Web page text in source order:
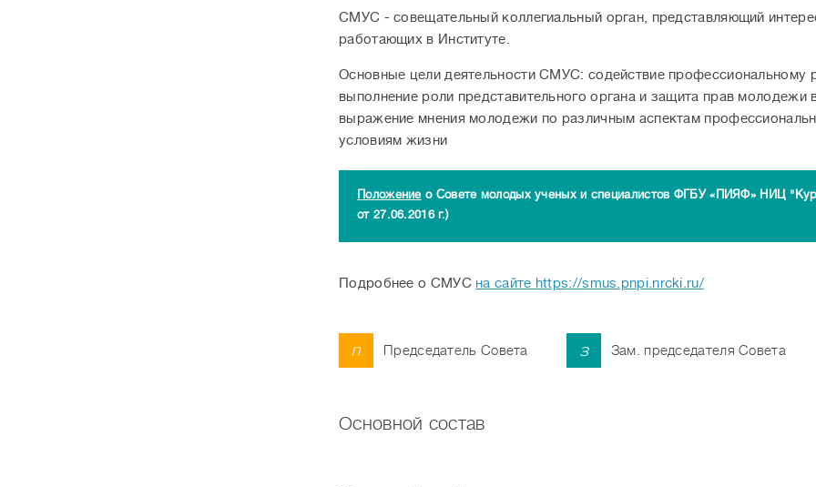
СМУС - совещательный коллегиальный орган, представляющий
работающих в Институте.
Основные цели деятельности СМУС: содействие профессиональному
выполнение роли представительного органа и защита прав молодежи
выражение мнения молодежи по различным аспектам
условиям жизни
Положениео Совете молодых ученых и специалистов ФГБУ «ПИЯФ» НИЦ
от 27.06.2016 г.)
Подробнее о СМУС на сайте https://smus.pnpi.nrcki.ru/
п Председатель Совета з Зам. председателя Совета
Основной состав